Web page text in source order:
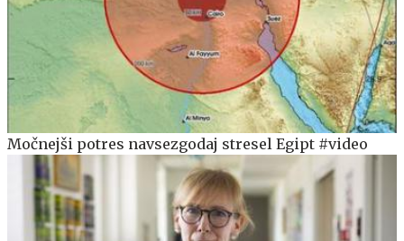
Močnejši potres navsezgodaj stresel Egipt #video